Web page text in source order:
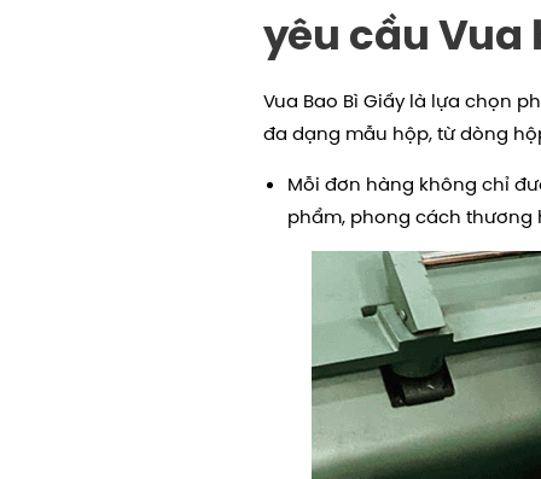
yêu cầu Vua
Vua Bao Bì Giấy là lựa chọn
đa dạng mẫu hộp, từ dòng
Mỗi đơn hàng không chỉ
phẩm, phong cách thương